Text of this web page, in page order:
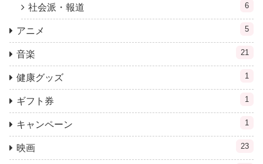
社会派・報道 6
アニメ 5
音楽 21
健康グッズ 1
ギフト券 1
キャンペーン 1
映画 23